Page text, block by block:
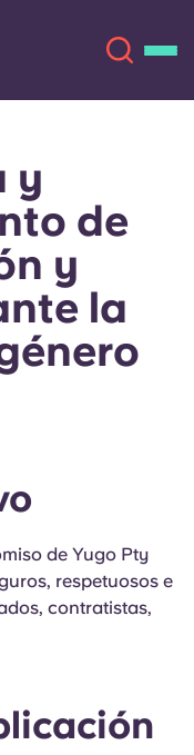
Español
Deutsch
y
de
y
la
de Yugo Pty
respetuosos e
contratistas,